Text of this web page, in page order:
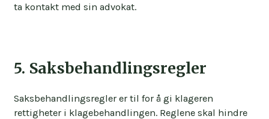
ta kontakt med sin advokat.
5. Saksbehandlingsregler
Saksbehandlingsregler er til for å gi klageren
rettigheter i klagebehandlingen. Reglene skal hindre